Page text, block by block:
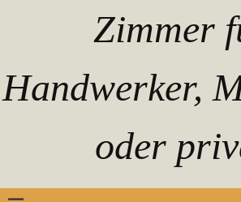
Zimmer
Handwerker,
oder